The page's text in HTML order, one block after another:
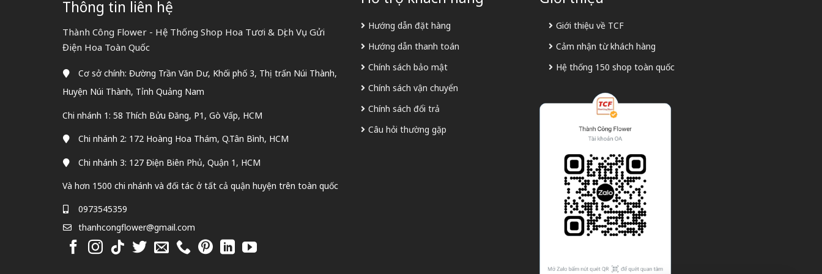
Thông tin liên hệ
Thành Công Flower - Hệ Thống Shop Hoa Tươi & Dịch Vụ Gửi
Điện Hoa Toàn Quốc
Cơ sở chính: Đường Trần Văn Dư, Khối phố 3, Thị trấn Núi Thành,
Huyện Núi Thành, Tỉnh Quảng Nam
Chi nhánh 1: 58 Thích Bửu Đăng, P1, Gò Vấp, HCM
Chi nhánh 2: 172 Hoàng Hoa Thám, Q.Tân Bình, HCM
Chi nhánh 3: 127 Điện Biên Phủ, Quận 1, HCM
Và hơn 1500 chi nhánh và đối tác ở tất cả quận huyện trên toàn quốc
0973545359
thanhcongflower@gmail.com
Hướng dẫn đặt hàng
Hướng dẫn thanh toán
Chính sách bảo mật
Chính sách vận chuyển
Chính sách đổi trả
Câu hỏi thường gặp
Giới thiệu về TCF
Cảm nhận từ khách hàng
Hệ thống 150 shop toàn quốc